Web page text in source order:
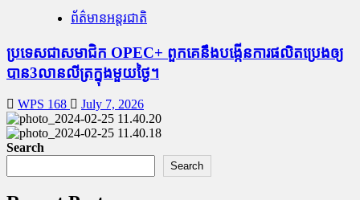
ព័ត៌មានអន្តរជាតិ
ប្រទេសជាសមាជិក OPEC+​ ពួកគេនឹងបង្កើនការផលិតប្រេងឲ្យ
បាន3លានលីត្រក្នុងមួយថ្ងៃ។
WPS 168 July 7, 2026
Search
Search